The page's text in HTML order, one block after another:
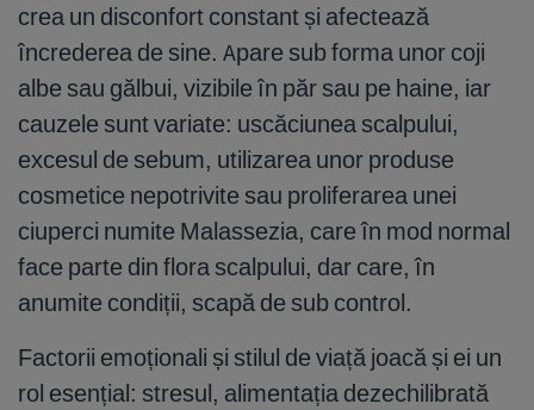
crea un disconfort constant și afectează
încrederea de sine. Apare sub forma unor coji
albe sau gălbui, vizibile în păr sau pe haine, iar
cauzele sunt variate: uscăciunea scalpului,
excesul de sebum, utilizarea unor produse
cosmetice nepotrivite sau proliferarea unei
ciuperci numite Malassezia, care în mod normal
face parte din flora scalpului, dar care, în
anumite condiții, scapă de sub control.
Factorii emoționali și stilul de viață joacă și ei un
rol esențial: stresul, alimentația dezechilibrată